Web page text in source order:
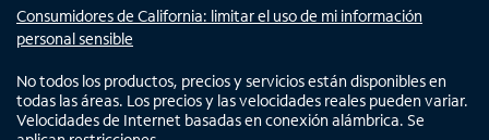
Consumidores de California: limitar el uso de mi información
personal sensible
No todos los productos, precios y servicios están disponibles en
todas las áreas. Los precios y las velocidades reales pueden variar.
Velocidades de Internet basadas en conexión alámbrica. Se